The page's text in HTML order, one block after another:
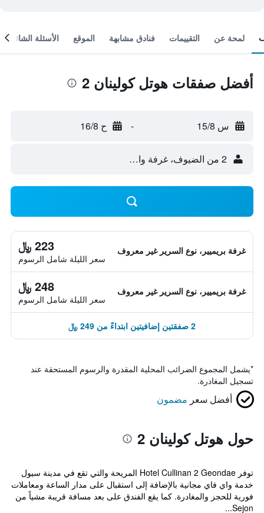
لمحة عن التقييمات فنادق مشابهة الموقع الأسئلة الشائعة
أفضل صفقات هوتل كولينان 2
س 15/8 - ح 16/8
2 من الضيوف، غرفة واحدة
غرفة بريميير، نوع السرير غير معروف 223 ﷼
سعر الليلة شامل الرسوم
غرفة بريميير، نوع السرير غير معروف 248 ﷼
سعر الليلة شامل الرسوم
2 صفقتين إضافيتين ابتداءً من 249 ﷼
*يشمل المجموع الضرائب المحلية المقدرة والرسوم المستحقة عند
تسجيل المغادرة.
أفضل سعر مضمون
حول هوتل كولينان 2
توفر Hotel Cullinan 2 Geondae المريحة والتي تقع في مدينة سيول
خدمة واي فاي مجانية بالإضافة إلى استقبال على مدار الساعة ومعاملات
فورية للحجز والمغادرة. كما يقع الفندق على بعد مسافة قريبة مشياً من
Sejon...